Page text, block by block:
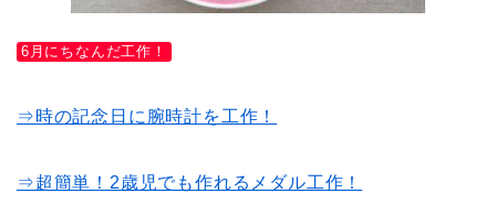
6月にちなんだ工作！
⇒時の記念日に腕時計を工作！
⇒超簡単！2歳児でも作れるメダル工作！